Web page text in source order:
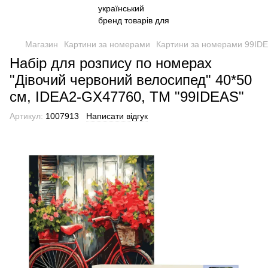
Магазин Картини за номерами Картини за номерами
Набір для розпису по номерах
"Дівочий червоний велосипед" 40*50
см, IDEA2-GX47760, ТМ "99IDEAS"
Артикул: 1007913 Написати відгук